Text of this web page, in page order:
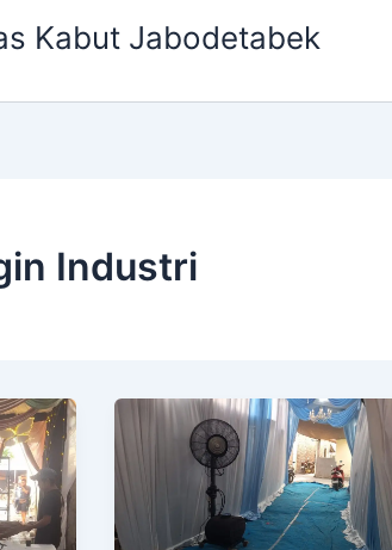
Kabut Jabodetabek
Industri